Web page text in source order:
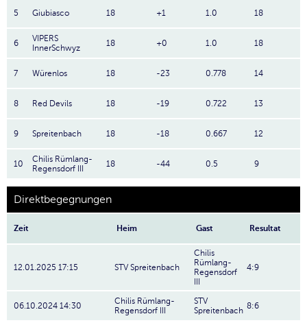
5 Giubiasco 18 +1 1.0 18
6
VIPERS
InnerSchwyz
18 +0 1.0 18
7 Würenlos 18 -23 0.778 14
8 Red Devils 18 -19 0.722 13
9 Spreitenbach 18 -18 0.667 12
10
Chilis Rümlang-
Regensdorf III
18 -44 0.5 9
Direktbegegnungen
Zeit Heim Gast Resultat
12.01.2025 17:15 STV Spreitenbach
Chilis
Rümlang-
Regensdorf
4:9
06.10.2024 14:30
Chilis Rümlang-
Regensdorf III
STV
Spreitenbach 8:6